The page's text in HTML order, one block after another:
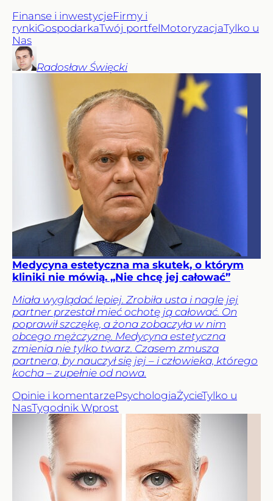
Finanse i inwestycjeFirmy i
rynkiGospodarkaTwój portfelMotoryzacjaTylko u
Nas
Radosław Święcki
Medycyna estetyczna ma skutek, o którym
kliniki nie mówią. „Nie chcę jej całować”
Miała wyglądać lepiej. Zrobiła usta i nagle jej
partner przestał mieć ochotę ją całować. On
poprawił szczękę, a żona zobaczyła w nim
obcego mężczyznę. Medycyna estetyczna
zmienia nie tylko twarz. Czasem zmusza
partnera, by nauczył się jej – i człowieka, którego
kocha – zupełnie od nowa.
Opinie i komentarzePsychologiaŻycieTylko u
NasTygodnik Wprost